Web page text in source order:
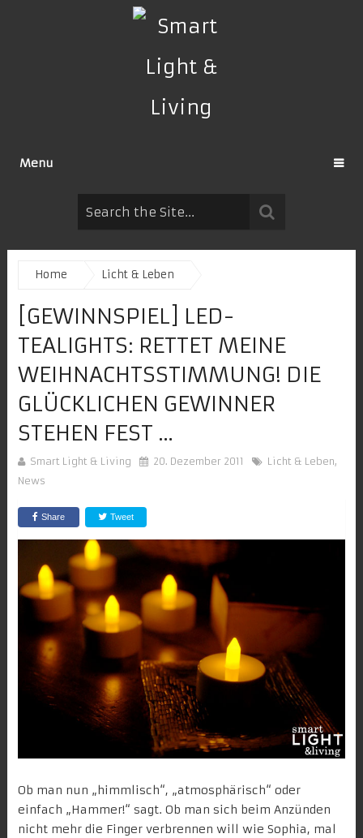
Menu
Home Licht & Leben
[GEWINNSPIEL] LED-
TEALIGHTS: RETTET MEINE
WEIHNACHTSSTIMMUNG! DIE
GLÜCKLICHEN GEWINNER
STEHEN FEST …
Smart Light & Living 20. Dezember 2011 Licht & Leben,
News
Share Tweet
Ob man nun „himmlisch“, „atmosphärisch“ oder
einfach „Hammer!“ sagt. Ob man sich beim Anzünden
nicht mehr die Finger verbrennen will wie Sophia, mal